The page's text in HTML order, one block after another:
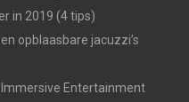
in 2019 (4 tips)
opblaasbare jacuzzi’s
Entertainment